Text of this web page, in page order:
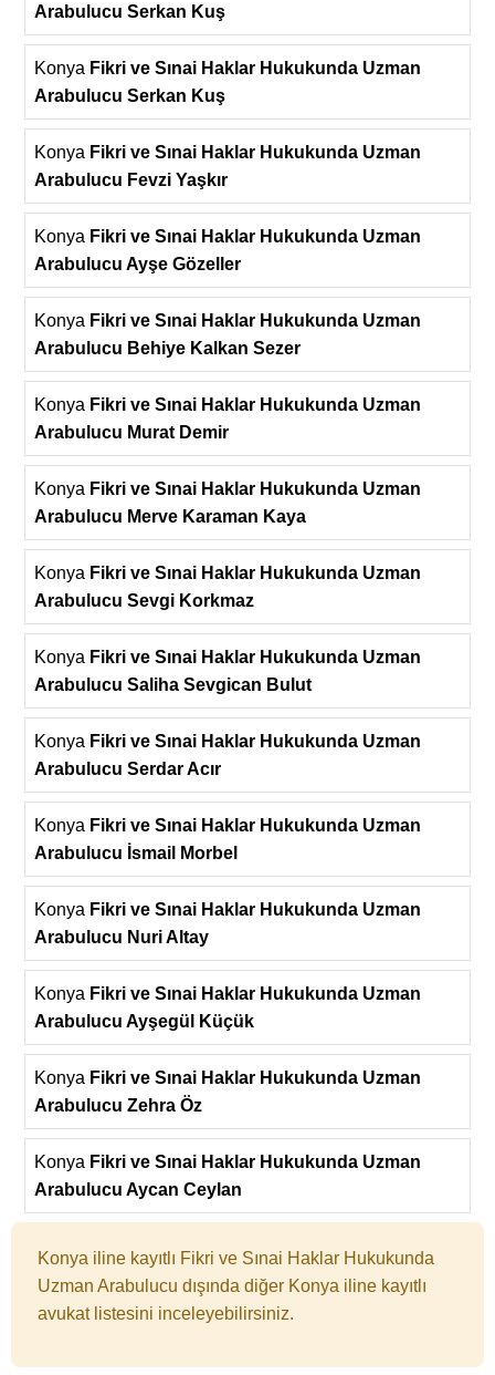
Arabulucu Serkan Kuş
Konya Fikri ve Sınai Haklar Hukukunda Uzman
Arabulucu Serkan Kuş
Konya Fikri ve Sınai Haklar Hukukunda Uzman
Arabulucu Fevzi Yaşkır
Konya Fikri ve Sınai Haklar Hukukunda Uzman
Arabulucu Ayşe Gözeller
Konya Fikri ve Sınai Haklar Hukukunda Uzman
Arabulucu Behiye Kalkan Sezer
Konya Fikri ve Sınai Haklar Hukukunda Uzman
Arabulucu Murat Demir
Konya Fikri ve Sınai Haklar Hukukunda Uzman
Arabulucu Merve Karaman Kaya
Konya Fikri ve Sınai Haklar Hukukunda Uzman
Arabulucu Sevgi Korkmaz
Konya Fikri ve Sınai Haklar Hukukunda Uzman
Arabulucu Saliha Sevgican Bulut
Konya Fikri ve Sınai Haklar Hukukunda Uzman
Arabulucu Serdar Acır
Konya Fikri ve Sınai Haklar Hukukunda Uzman
Arabulucu İsmail Morbel
Konya Fikri ve Sınai Haklar Hukukunda Uzman
Arabulucu Nuri Altay
Konya Fikri ve Sınai Haklar Hukukunda Uzman
Arabulucu Ayşegül Küçük
Konya Fikri ve Sınai Haklar Hukukunda Uzman
Arabulucu Zehra Öz
Konya Fikri ve Sınai Haklar Hukukunda Uzman
Arabulucu Aycan Ceylan
Konya iline kayıtlı Fikri ve Sınai Haklar Hukukunda
Uzman Arabulucu dışında diğer Konya iline kayıtlı
avukat listesini inceleyebilirsiniz.